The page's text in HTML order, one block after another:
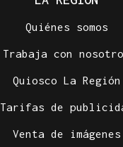
Quiénes somos
Trabaja con
Quiosco La Región
Tarifas de
Venta de imágenes